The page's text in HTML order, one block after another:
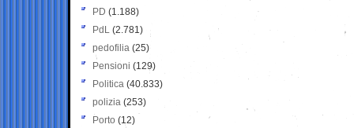
PD (1.188)
PdL (2.781)
pedofilia (25)
Pensioni (129)
Politica (40.833)
polizia (253)
Porto (12)